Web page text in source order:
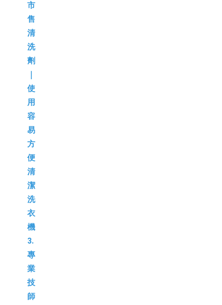
市
售
清
洗
劑
｜
使
用
容
易
方
便
清
潔
洗
衣
機
3.
專
業
技
師